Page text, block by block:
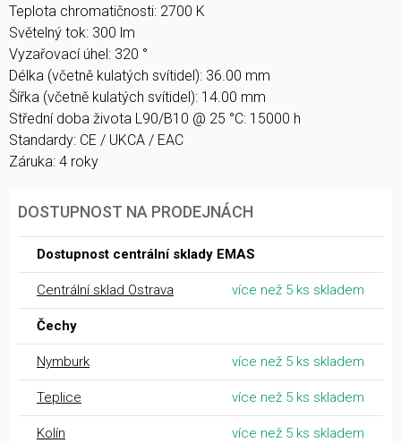
Teplota chromatičnosti: 2700 K
Světelný tok: 300 lm
Vyzařovací úhel: 320 °
Délka (včetně kulatých svítidel): 36.00 mm
Šířka (včetně kulatých svítidel): 14.00 mm
Střední doba života L90/B10 @ 25 °C: 15000 h
Standardy: CE / UKCA / EAC
Záruka: 4 roky
DOSTUPNOST NA PRODEJNÁCH
Dostupnost centrální sklady EMAS
Centrální sklad Ostrava více než 5 ks skladem
Čechy
Nymburk více než 5 ks skladem
Teplice více než 5 ks skladem
Kolín více než 5 ks skladem